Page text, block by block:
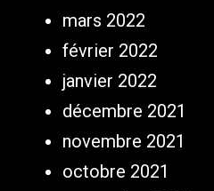
mars 2022
février 2022
janvier 2022
décembre 2021
novembre 2021
octobre 2021